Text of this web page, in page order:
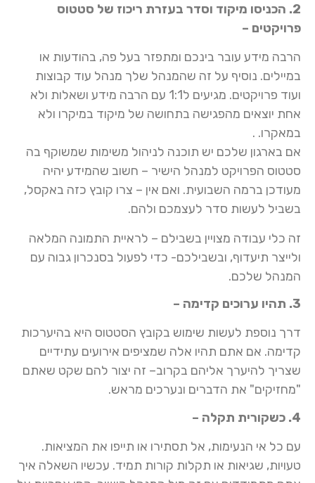
2. הכניסו מיקוד וסדר בעזרת ריכוז של סטטוס
פרויקטים –
הרבה מידע עובר בינכם ומתפזר בעל פה, בהודעות או
במיילים. נוסיף על זה שהמנהל שלך מנהל עוד קבוצות
ועוד פרויקטים. מגיעים ל1:1 עם הרבה מידע ושאלות ולא
אחת יוצאים מהפגישה בתחושה של מיקוד במיקרו ולא
במאקרו. .
אם בארגון שלכם יש תוכנה לניהול משימות שמשוקף בה
סטטוס הפרויקט למנהל הישיר – חשוב שהמידע יהיה
מעודכן ברמה השבועית. ואם אין – צרו קובץ כזה באקסל,
בשביל לעשות סדר לעצמכם ולהם.
זה כלי עבודה מצויין בשבילם – לראיית התמונה המלאה
ולייצר תיעדוף, ובשבילכם- כדי לפעול בסנכרון גבוה עם
המנהל שלכם.
3. תהיו ערוכים קדימה –
דרך נוספת לעשות שימוש בקובץ הסטטוס היא בהיערכות
קדימה. אם אתם תהיו אלה שמציפים אירועים עתידיים
שצריך להיערך אליהם בקרוב– זה יצור להם שקט שאתם
"מחזיקים" את הדברים ונערכים מראש.
4. כשקורית תקלה –
עם כל אי הנעימות, אל תסתירו או תייפו את המציאות.
טעויות, שגיאות או תקלות קורות תמיד. עכשיו השאלה איך